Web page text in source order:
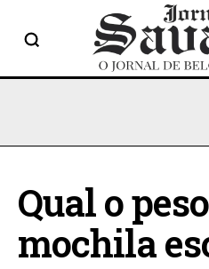
Qual o
mochila